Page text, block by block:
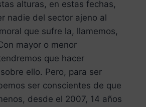
alturas, en estas fechas,
nadie del sector ajeno al
que sufre la, llamemos,
mayor o menor
que hacer
ello. Pero, para ser
ser conscientes de que
desde el 2007, 14 años